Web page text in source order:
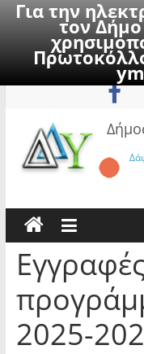
Για την
τον
to
2025-